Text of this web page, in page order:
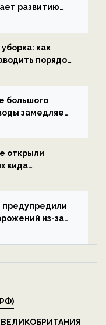
развитию
как
порядок
большого
замедляет
открыли
вида
предупредили
из-за
ВЕЛИКОБРИТАНИЯ